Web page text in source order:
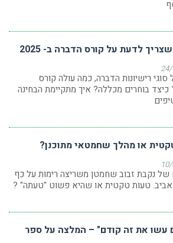
לדעת על קורס הדברה ב- 2025
סוגי רישיונות הדברה, כמה עולה קורס
כיצד בוחרים מכללה? איך מתקיימת הבחינה
או מהלך שחמטאי מתוכנן?
של נקבת זבוב שחמטן משריצה רימות על כף
טעות טקטית או שהיא פשוט "טעתה" ?
עשו את זה קודם" – המלצה על ספר